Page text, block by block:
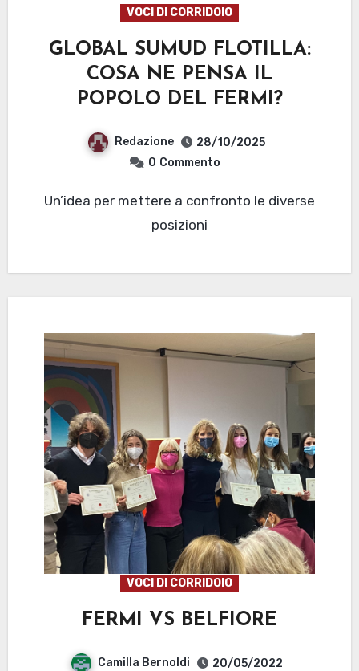
VOCI DI CORRIDOIO
GLOBAL SUMUD FLOTILLA:
COSA NE PENSA IL
POPOLO DEL FERMI?
Redazione
28/10/2025
0 Commento
Un’idea per mettere a confronto le diverse
posizioni
VOCI DI CORRIDOIO
FERMI VS BELFIORE
Camilla Bernoldi
20/05/2022